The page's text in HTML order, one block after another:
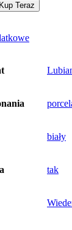
Kup Teraz
biały
tak